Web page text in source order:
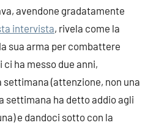
avendone gradatamente
intervista, rivela come la
sua arma per combattere
ha messo due anni,
settimana (attenzione, non una
settimana ha detto addio agli
e dandoci sotto con la